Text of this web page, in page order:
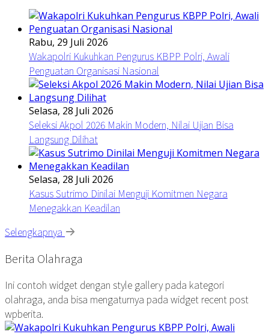
Rabu, 29 Juli 2026
Wakapolri Kukuhkan Pengurus KBPP Polri, Awali
Penguatan Organisasi Nasional
Selasa, 28 Juli 2026
Seleksi Akpol 2026 Makin Modern, Nilai Ujian Bisa
Langsung Dilihat
Selasa, 28 Juli 2026
Kasus Sutrimo Dinilai Menguji Komitmen Negara
Menegakkan Keadilan
Selengkapnya
Berita Olahraga
Ini contoh widget dengan style gallery pada kategori
olahraga, anda bisa mengaturnya pada widget recent post
wpberita.